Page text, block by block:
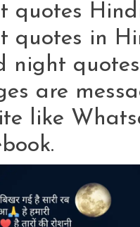
quotes
quotes in
night quotes
are
like